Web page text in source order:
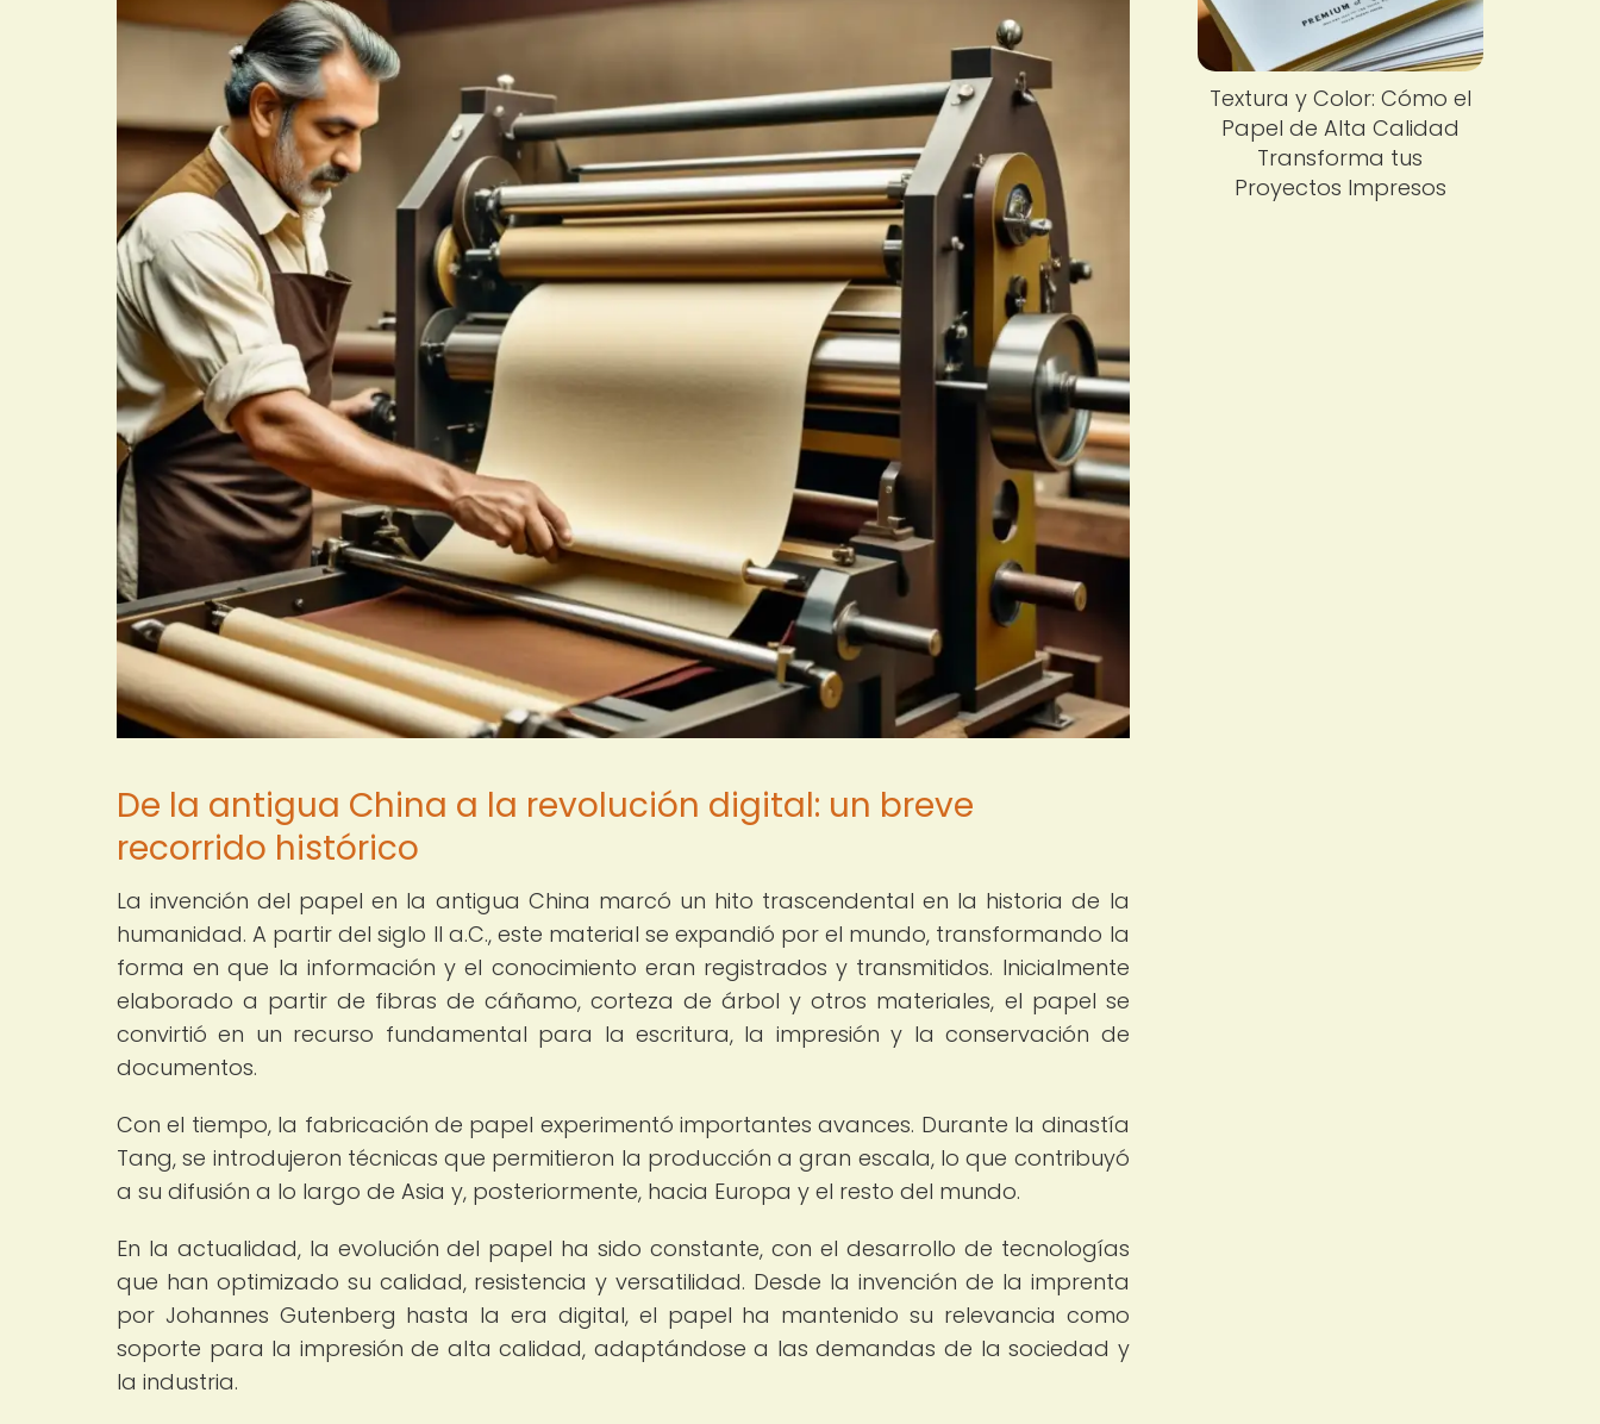
De la antigua China a la revolución digital: un breve
recorrido histórico
La invención del papel en la antigua China marcó un hito trascendental en la historia de la
humanidad. A partir del siglo II a.C., este material se expandió por el mundo, transformando la
forma en que la información y el conocimiento eran registrados y transmitidos. Inicialmente
elaborado a partir de fibras de cáñamo, corteza de árbol y otros materiales, el papel se
convirtió en un recurso fundamental para la escritura, la impresión y la conservación de
documentos.
Con el tiempo, la fabricación de papel experimentó importantes avances. Durante la dinastía
Tang, se introdujeron técnicas que permitieron la producción a gran escala, lo que contribuyó
a su difusión a lo largo de Asia y, posteriormente, hacia Europa y el resto del mundo.
En la actualidad, la evolución del papel ha sido constante, con el desarrollo de tecnologías
que han optimizado su calidad, resistencia y versatilidad. Desde la invención de la imprenta
por Johannes Gutenberg hasta la era digital, el papel ha mantenido su relevancia como
soporte para la impresión de alta calidad, adaptándose a las demandas de la sociedad y
la industria.
Textura y Color: Cómo el
Papel de Alta Calidad
Transforma tus
Proyectos Impresos